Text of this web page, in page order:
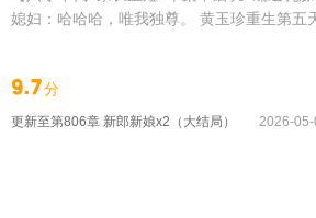
媳妇：哈哈哈，唯我独尊。 黄玉珍重生第
9.7分
更新至第806章 新郎新娘x2（大结局） 2026-